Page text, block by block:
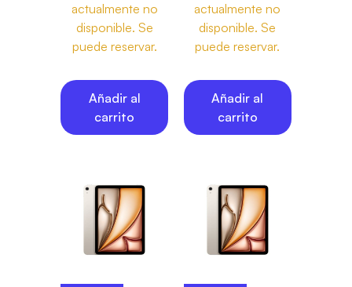
actualmente no
disponible. Se
puede reservar.
Añadir al
carrito
actualmente no
disponible. Se
puede reservar.
Añadir al
carrito